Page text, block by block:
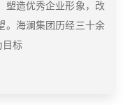
塑造优秀企业形象，改
。海澜集团历经三十余
目标